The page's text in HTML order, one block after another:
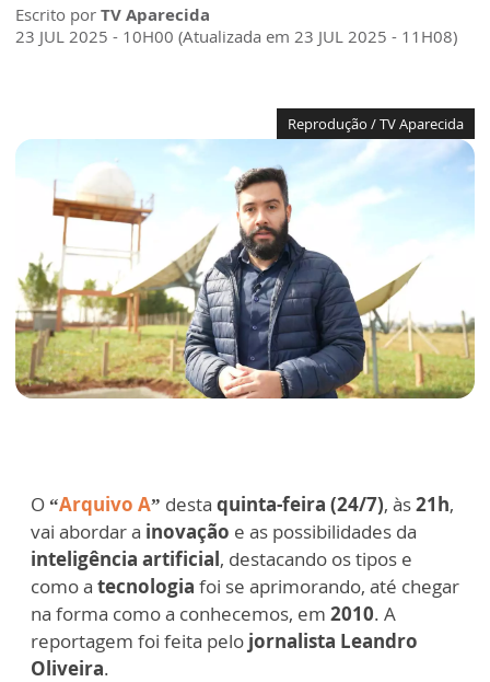
Escrito por TV Aparecida
23 JUL 2025 - 10H00 (Atualizada em 23 JUL 2025 - 11H08)
Reprodução / TV Aparecida
O“Arquivo A” desta quinta-feira (24/7), às21h,
vai abordar a inovação e as possibilidades da
inteligência artificial, destacando os tipos e
como a tecnologia foi se aprimorando, até chegar
na forma como a conhecemos, em 2010. A
reportagem foi feita pelo jornalista Leandro
Oliveira.